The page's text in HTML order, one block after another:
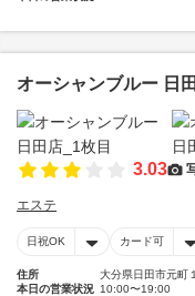
オーシャンブルー 日
3.03
エステ
日祝OK カード可
住所
大分県日田市元町
本日の営業状況 10:00〜19:00